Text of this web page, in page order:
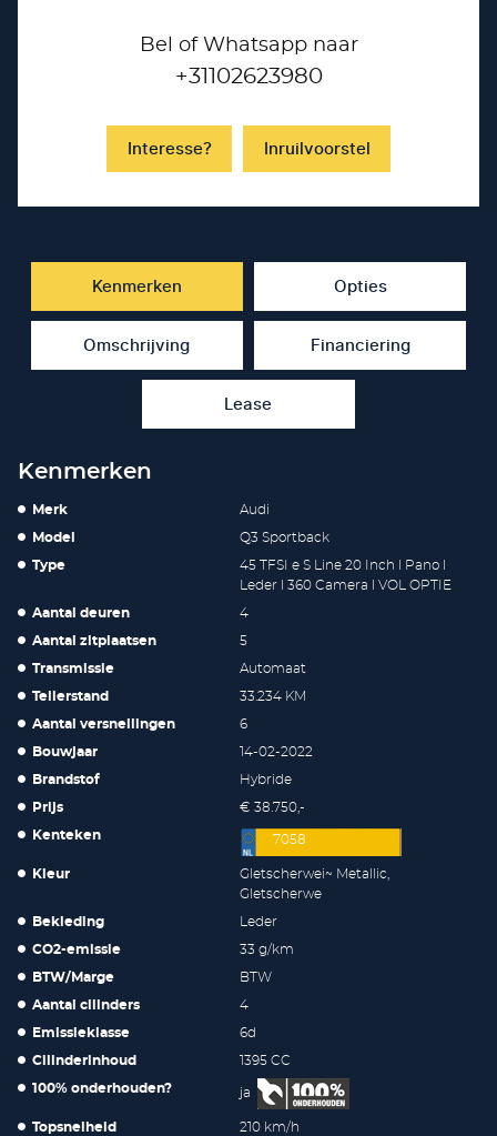
Bel of Whatsapp naar
+31102623980
Interesse? Inruilvoorstel
Kenmerken Opties
Omschrijving Financiering
Lease
Kenmerken
Merk Audi
Model Q3 Sportback
Type
45 TFSI e S Line 20 Inch l Pano l
Leder l 360 Camera l VOL OPTIE
Aantal deuren 4
Aantal zitplaatsen 5
Transmissie Automaat
Tellerstand 33.234 KM
Aantal versnellingen 6
Bouwjaar 14-02-2022
Brandstof Hybride
Prijs € 38.750,-
Kenteken 7058
Kleur
Gletscherwei~ Metallic,
Gletscherwe
Bekleding Leder
CO2-emissie 33 g/km
BTW/Marge BTW
Aantal cilinders 4
Emissieklasse 6d
Cilinderinhoud 1395 CC
100% onderhouden? ja
Topsnelheid 210 km/h